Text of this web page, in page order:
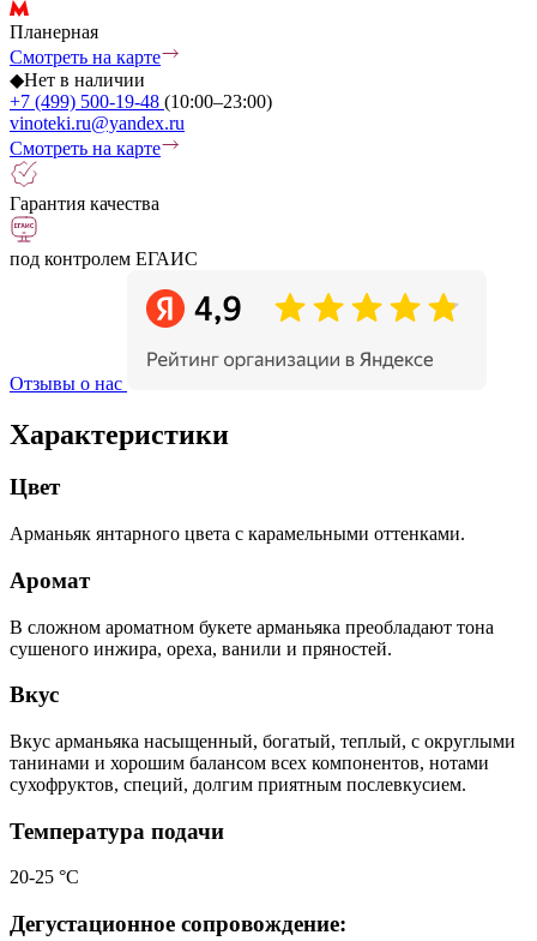
Планерная
Смотреть на карте
◆Нет в наличии
+7 (499) 500-19-48 (10:00–23:00)
vinoteki.ru@yandex.ru
Смотреть на карте
Гарантия качества
под контролем ЕГАИС
Отзывы о нас
Характеристики
Цвет
Арманьяк янтарного цвета с карамельными оттенками.
Аромат
В сложном ароматном букете арманьяка преобладают тона
сушеного инжира, ореха, ванили и пряностей.
Вкус
Вкус арманьяка насыщенный, богатый, теплый, с округлыми
танинами и хорошим балансом всех компонентов, нотами
сухофруктов, специй, долгим приятным послевкусием.
Температура подачи
20-25 °C
Дегустационное сопровождение: